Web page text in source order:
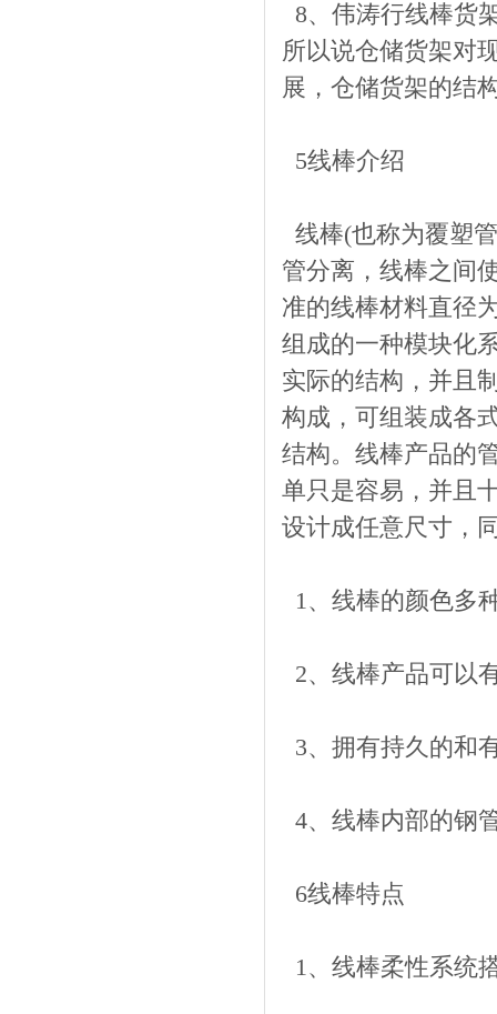
8、伟涛行线棒货
所以说仓储货架对
展，仓储货架的结
5线棒介绍
线棒(也称为覆塑
管分离，线棒之间
准的线棒材料直径
组成的一种模块化
实际的结构，并且
构成，可组装成各
结构。线棒产品的
单只是容易，并且
设计成任意尺寸，
1、线棒的颜色多
2、线棒产品可以
3、拥有持久的和
4、线棒内部的钢
6线棒特点
1、线棒柔性系统